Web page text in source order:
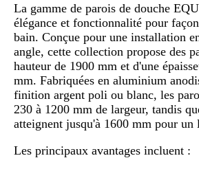
La gamme de parois de douche
élégance et fonctionnalité pour
bain. Conçue pour une installation
angle, cette collection propose des
hauteur de 1900 mm et d'une
mm. Fabriquées en aluminium
finition argent poli ou blanc, les
230 à 1200 mm de largeur, tandis
atteignent jusqu'à 1600 mm pour un
Les principaux avantages incluent :